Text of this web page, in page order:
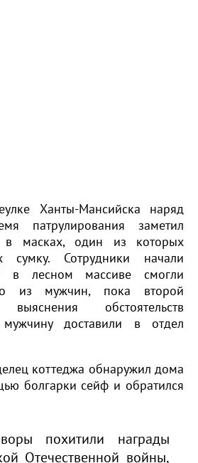
Ханты-Мансийска наряд
патрулирования заметил
масках, один из которых
Сотрудники начали
в лесном массиве смогли
из мужчин, пока второй
обстоятельств
мужчину доставили в отдел
коттеджа обнаружил дома
болгарки сейф и обратился
похитили награды
Отечественной войны,